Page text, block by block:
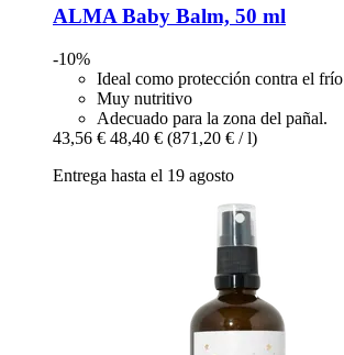
ALMA Baby Balm, 50 ml
-10%
Ideal como protección contra el frío
Muy nutritivo
Adecuado para la zona del pañal.
43,56 € 48,40 € (871,20 € / l)
Entrega hasta el 19 agosto